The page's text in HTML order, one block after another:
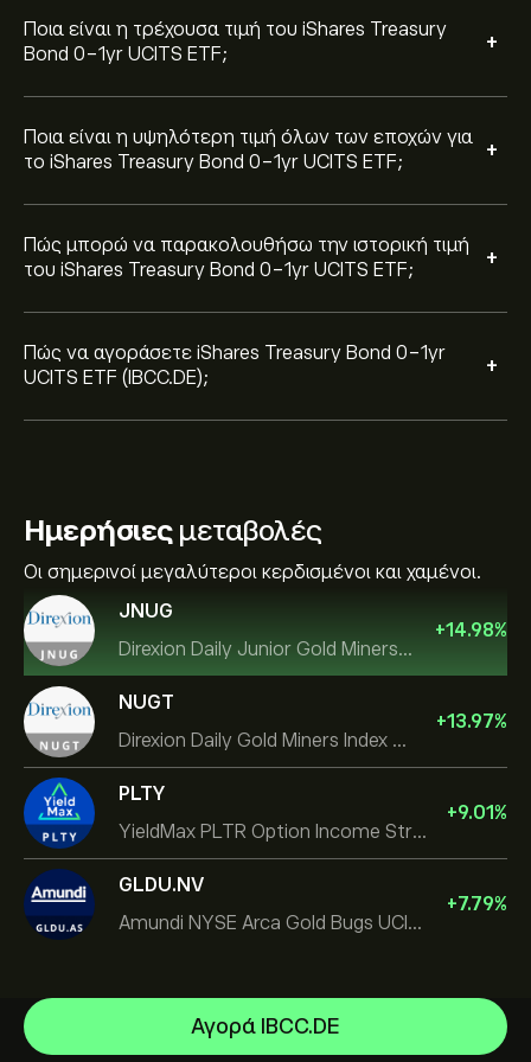
Ποια είναι η τρέχουσα τιμή του iShares Treasury
Bond 0-1yr UCITS ETF;
+
Ποια είναι η υψηλότερη τιμή όλων των εποχών για
το iShares Treasury Bond 0-1yr UCITS ETF;
+
Πώς μπορώ να παρακολουθήσω την ιστορική τιμή
του iShares Treasury Bond 0-1yr UCITS ETF;
+
Πώς να αγοράσετε iShares Treasury Bond 0-1yr
UCITS ETF (IBCC.DE);
+
Μπορείτε επίσης να καταχωρίσετε εντολή για να
αγοράσετε iShares Treasury Bond 0-1yr UCITS ETF
(IBCC.DE) σε συγκεκριμένη τιμή στο μέλλον.
Ημερήσιεςμεταβολές
Οι σημερινοί μεγαλύτεροι κερδισμένοι και χαμένοι.
JNUG
Direxion Daily Junior Gold Miners Index Bull 2X ETF
+14.98%
NUGT
Direxion Daily Gold Miners Index Bull 2X ETF
+13.97%
PLTY
YieldMax PLTR Option Income Strategy ETF
+9.01%
GLDU.NV
Amundi NYSE Arca Gold Bugs UCITS ETF Dist
+7.79%
Αγορά IBCC.DE
iShares TIPS 0-5 UCITS ETF